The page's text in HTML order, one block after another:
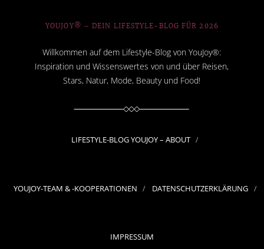
YOUJOY® – DEIN LIFESTYLE-BLOG FÜR 2026
Willkommen auf dem Lifestyle-Blog von YouJoy®:
Inspiration und Wissenswertes von und über Reisen,
Stars, Natur, Mode, Beauty und Food!
LIFESTYLE-BLOG YOUJOY – ABOUT
YOUJOY-TEAM & -KOOPERATIONEN DATENSCHUTZERKLÄRUNG
IMPRESSUM